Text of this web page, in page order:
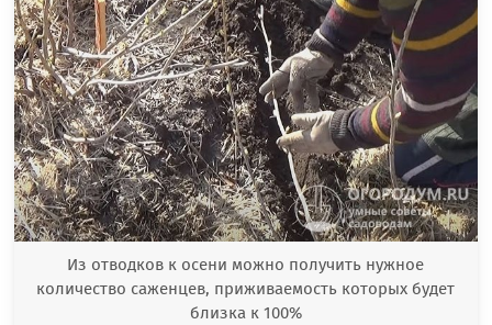
Из отводков к осени можно получить нужное
количество саженцев, приживаемость которых будет
близка к 100%